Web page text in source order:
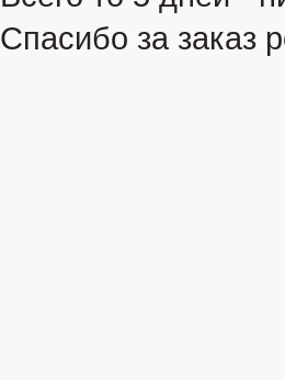
Спасибо за заказ